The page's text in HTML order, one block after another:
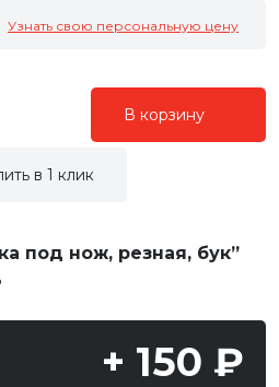
Узнать свою персональную цену
В корзину
в 1 клик
под нож, резная, бук”
+ 150 ₽